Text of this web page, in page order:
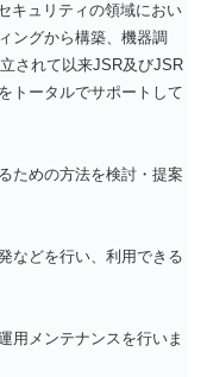
キュリティの領域におい
ングから構築、機器調
されて以来JSR及びJSR
トータルでサポートして
ための方法を検討・提案
などを行い、利用できる
用メンテナンスを行いま